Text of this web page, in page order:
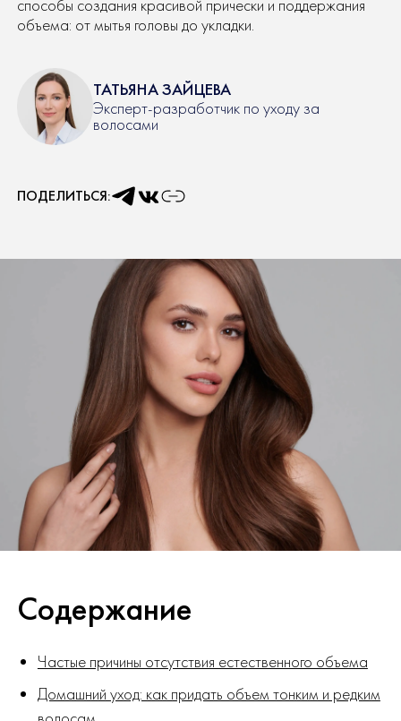
способы создания красивой прически и поддержания
объема: от мытья головы до укладки.
ТАТЬЯНА ЗАЙЦЕВА
Эксперт-разработчик по уходу за
волосами
ПОДЕЛИТЬСЯ:
Содержание
Частые причины отсутствия естественного объема
Домашний уход: как придать объем тонким и редким